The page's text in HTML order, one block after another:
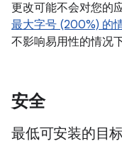
更改可能不会对您的
最大字号 (200%) 的
不影响易用性的情况
安全
最低可安装的目